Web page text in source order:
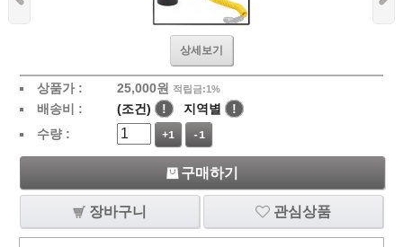
상세보기
상품가 : 25,000원 적립금:1%
배송비 : (조건) ! 지역별
!
수량 :
+1 -1
구매하기
장바구니 관심상품